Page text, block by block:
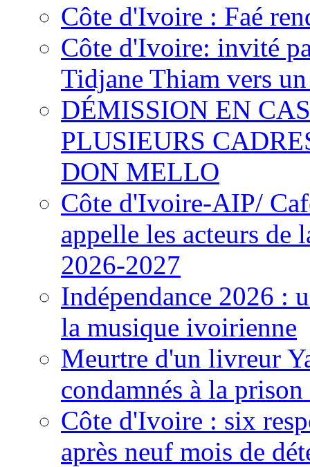
Côte d'Ivoire : Faé
Côte d'Ivoire: invité
Tidjane Thiam vers
DÉMISSION EN
PLUSIEURS
DON MELLO
Côte d'Ivoire-AIP/
appelle les acteurs de
2026-2027
Indépendance 2026 :
la musique ivoirienne
Meurtre d'un livreur
condamnés à la
Côte d'Ivoire : six
après neuf mois de